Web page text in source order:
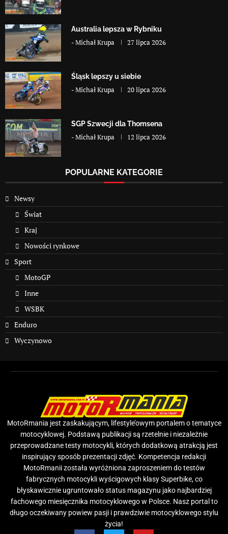
Australia lepsza w Rybniku
-Michał Krupa 27 lipca 2026
Śląsk lepszy u siebie
-Michał Krupa 20 lipca 2026
SGP Szwecji dla Thomsena
-Michał Krupa 12 lipca 2026
POPULARNE KATEGORIE
Newsy
Świat
Kraj
Nowości rynkowe
Sport
MotoGP
Inne
WSBK
Enduro
Wyczynowo
MotoRmania jest zaskakującym, lifestyle’owym portalem o tematyce
motocyklowej. Podstawą publikacji są rzetelnie i niezależnie
przeprowadzane testy motocykli, których dodatkową atrakcją jest
inspirujący sposób prezentacji zdjęć. Kompetencja redakcji
MotoRmanii została wyróżniona zaproszeniem do testów
fabrycznych motocykli wyścigowych klasy Superbike, co
błyskawicznie ugruntowało status magazynu jako najbardziej
fachowego miesięcznika motocyklowego w Polsce. Nasz portal to
długo oczekiwany powiew pasji i prawdziwie motocyklowego stylu
życia!